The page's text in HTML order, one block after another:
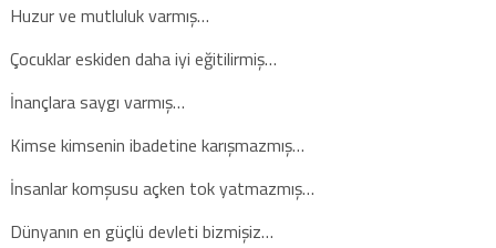
Huzur ve mutluluk varmış…
Çocuklar eskiden daha iyi eğitilirmiş…
İnançlara saygı varmış…
Kimse kimsenin ibadetine karışmazmış…
İnsanlar komşusu açken tok yatmazmış…
Dünyanın en güçlü devleti bizmişiz…